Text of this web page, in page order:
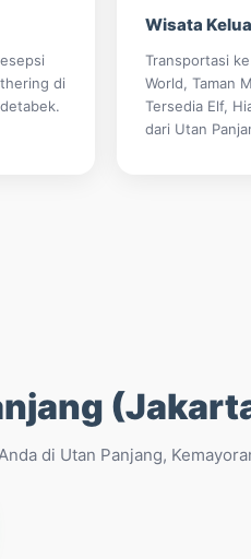
di
Wisata
Transportasi
World, Taman
Tersedia Elf,
dari Utan
di Utan Panjang,